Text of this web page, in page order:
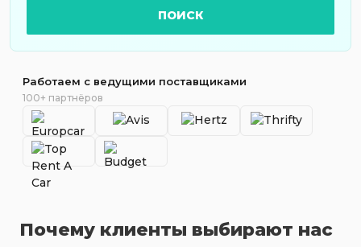
ПОИСК
Работаем с ведущими поставщиками
100+ партнёров
Почему клиенты выбирают нас